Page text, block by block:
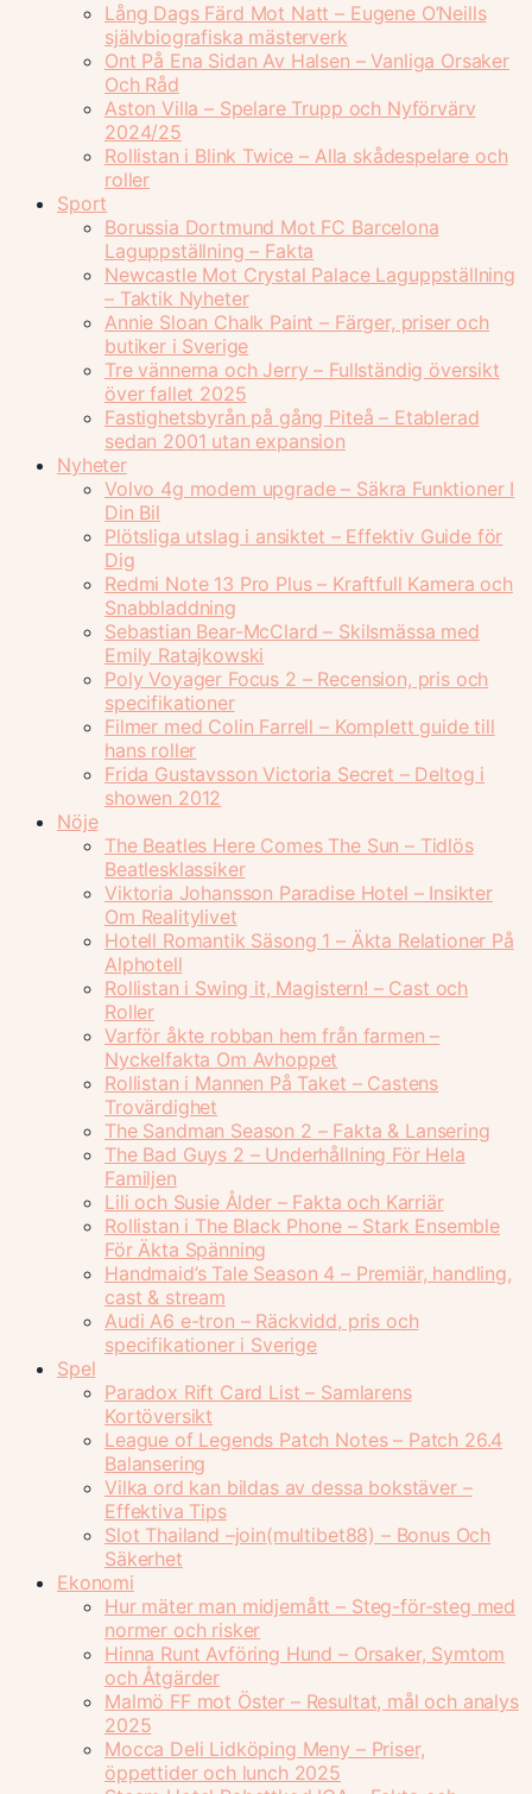
Lång Dags Färd Mot Natt – Eugene O’Neills
självbiografiska mästerverk
Ont På Ena Sidan Av Halsen – Vanliga Orsaker
Och Råd
Aston Villa – Spelare Trupp och Nyförvärv
2024/25
Rollistan i Blink Twice – Alla skådespelare och
roller
Sport
Borussia Dortmund Mot FC Barcelona
Laguppställning – Fakta
Newcastle Mot Crystal Palace Laguppställning
– Taktik Nyheter
Annie Sloan Chalk Paint – Färger, priser och
butiker i Sverige
Tre vännerna och Jerry – Fullständig översikt
över fallet 2025
Fastighetsbyrån på gång Piteå – Etablerad
sedan 2001 utan expansion
Nyheter
Volvo 4g modem upgrade – Säkra Funktioner I
Din Bil
Plötsliga utslag i ansiktet – Effektiv Guide för
Dig
Redmi Note 13 Pro Plus – Kraftfull Kamera och
Snabbladdning
Sebastian Bear-McClard – Skilsmässa med
Emily Ratajkowski
Poly Voyager Focus 2 – Recension, pris och
specifikationer
Filmer med Colin Farrell – Komplett guide till
hans roller
Frida Gustavsson Victoria Secret – Deltog i
showen 2012
Nöje
The Beatles Here Comes The Sun – Tidlös
Beatlesklassiker
Viktoria Johansson Paradise Hotel – Insikter
Om Realitylivet
Hotell Romantik Säsong 1 – Äkta Relationer På
Alphotell
Rollistan i Swing it, Magistern! – Cast och
Roller
Varför åkte robban hem från farmen –
Nyckelfakta Om Avhoppet
Rollistan i Mannen På Taket – Castens
Trovärdighet
The Sandman Season 2 – Fakta & Lansering
The Bad Guys 2 – Underhållning För Hela
Familjen
Lili och Susie Ålder – Fakta och Karriär
Rollistan i The Black Phone – Stark Ensemble
För Äkta Spänning
Handmaid’s Tale Season 4 – Premiär, handling,
cast & stream
Audi A6 e-tron – Räckvidd, pris och
specifikationer i Sverige
Spel
Paradox Rift Card List – Samlarens
Kortöversikt
League of Legends Patch Notes – Patch 26.4
Balansering
Vilka ord kan bildas av dessa bokstäver –
Effektiva Tips
Slot Thailand –join(multibet88) – Bonus Och
Säkerhet
Ekonomi
Hur mäter man midjemått – Steg-för-steg med
normer och risker
Hinna Runt Avföring Hund – Orsaker, Symtom
och Åtgärder
Malmö FF mot Öster – Resultat, mål och analys
2025
Mocca Deli Lidköping Meny – Priser,
öppettider och lunch 2025